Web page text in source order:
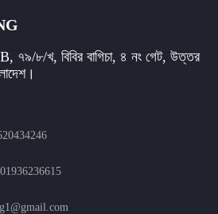
৭৯/৮/খ, বিবির বাগিচা, ৪ নং গেট, উত্তর